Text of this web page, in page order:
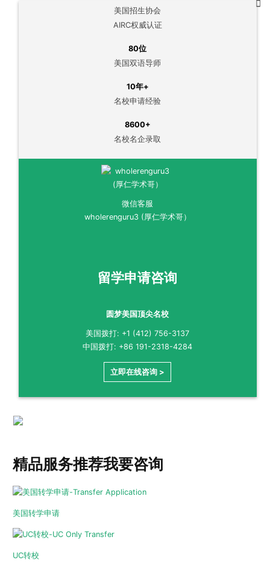
美国招生协会
AIRC权威认证
80位
美国双语导师
10年+
名校申请经验
8600+
名校名企录取
微信客服
wholerenguru3 (厚仁学术哥）
留学申请咨询
圆梦美国顶尖名校
美国拨打: +1 (412) 756-3137
中国拨打: +86 191-2318-4284
立即在线咨询 >
精品服务推荐我要咨询
美国转学申请
UC转校